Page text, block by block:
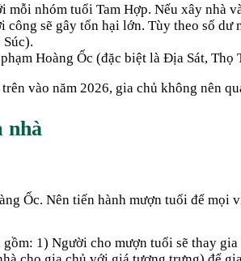
nhóm tuổi Tam Hợp. Nếu xây nhà
sẽ gây tổn hại lớn. Tùy theo số
Hoàng Ốc (đặc biệt là Địa Sát,
vào năm 2026, gia chủ không nên
nhà
Ốc. Nên tiến hành mượn tuổi để mọi
1) Người cho mượn tuổi sẽ thay